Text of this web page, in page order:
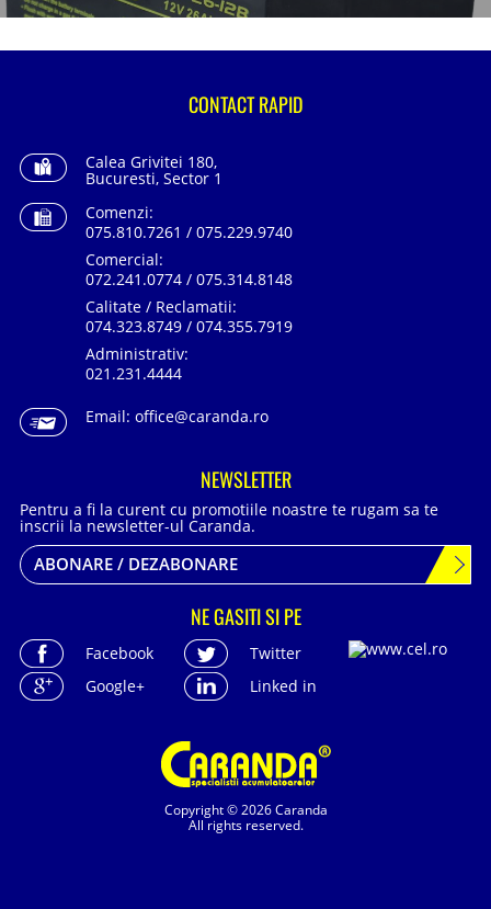
Copyright © 2026 Caranda
All rights reserved.
CONTACT RAPID
Calea Grivitei 180,
Bucuresti, Sector 1
Comenzi:
075.810.7261 / 075.229.9740
Comercial:
072.241.0774 / 075.314.8148
Calitate / Reclamatii:
074.323.8749 / 074.355.7919
Administrativ:
021.231.4444
Email: office@caranda.ro
NEWSLETTER
Pentru a fi la curent cu promotiile noastre te rugam sa te
inscrii la newsletter-ul Caranda.
ABONARE / DEZABONARE
NE GASITI SI PE
Facebook
Twitter
Google+
Linked in